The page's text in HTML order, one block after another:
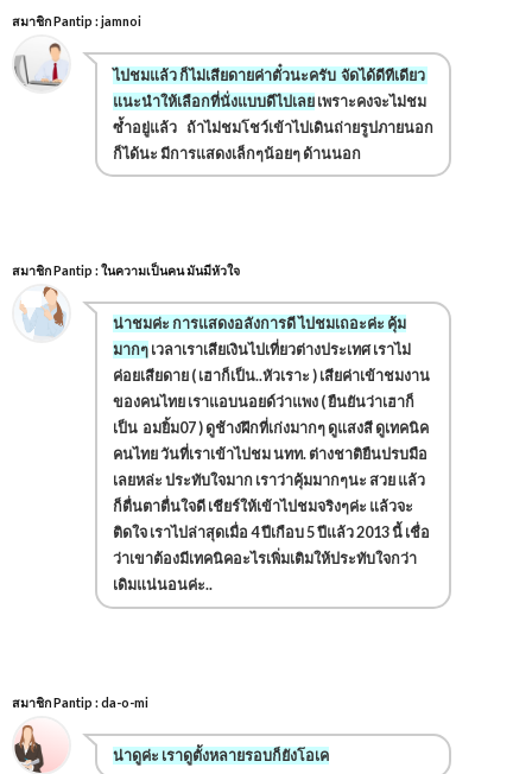
สมาชิก Pantip : jamnoi
ไปชมแล้ว ก็ไม่เสียดายค่าตั๋วนะครับ จัดได้ดีทีเดียว
แนะนำให้เลือกที่นั่งแบบดีไปเลยเพราะคงจะไม่ชม
ซ้ำอยู่แล้ว ถ้าไม่ชมโชว์เข้าไปเดินถ่ายรูปภายนอก
ก็ได้นะ มีการแสดงเล็กๆน้อยๆ ด้านนอก
สมาชิก Pantip : ในความเป็นคน มันมีหัวใจ
น่าชมค่ะ การแสดงอลังการดี ไปชมเถอะค่ะ คุ้ม
มากๆเวลาเราเสียเงินไปเที่ยวต่างประเทศ เราไม่
ค่อยเสียดาย ( เฮาก็เป็น..หัวเราะ ) เสียค่าเข้าชมงาน
ของคนไทย เราแอบนอยด์ว่าแพง ( ยืนยันว่าเฮาก็
เป็น อมยิ้ม07 ) ดูช้างฝึกที่เก่งมากๆ ดูแสงสี ดูเทคนิค
คนไทย วันที่เราเข้าไปชม นทท. ต่างชาติยืนปรบมือ
เลยหล่ะ ประทับใจมาก เราว่าคุ้มมากๆนะ สวย แล้ว
ก็ตื่นตาตื่นใจดี เชียร์ให้เข้าไปชมจริงๆค่ะ แล้วจะ
ติดใจ เราไปล่าสุดเมื่อ 4 ปีเกือบ 5 ปีแล้ว 2013 นี้ เชื่อ
ว่าเขาต้องมีเทคนิคอะไรเพิ่มเติมให้ประทับใจกว่า
เดิมแน่นอนค่ะ..
สมาชิก Pantip : da-o-mi
น่าดูค่ะ เราดูตั้งหลายรอบก็ยังโอเค